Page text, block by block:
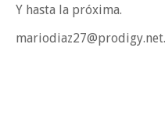
Y hasta la próxima.